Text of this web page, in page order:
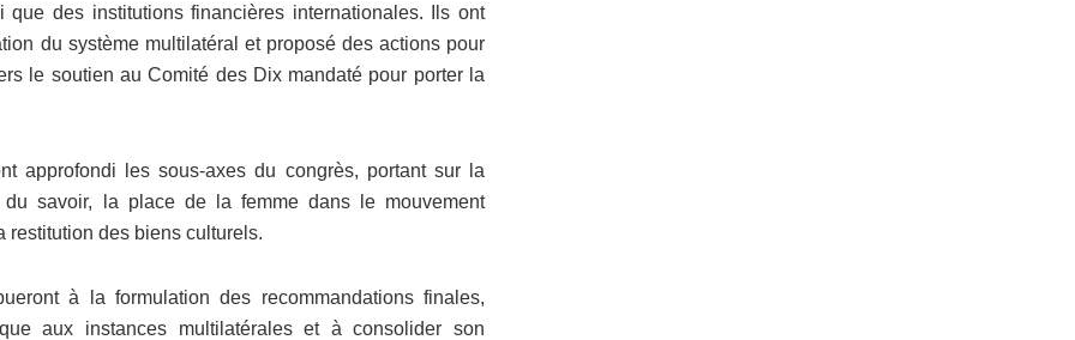
des institutions financières internationales. Ils ont
du système multilatéral et proposé des actions pour
le soutien au Comité des Dix mandaté pour porter la
approfondi les sous-axes du congrès, portant sur la
savoir, la place de la femme dans le mouvement
restitution des biens culturels.
à la formulation des recommandations finales,
aux instances multilatérales et à consolider son